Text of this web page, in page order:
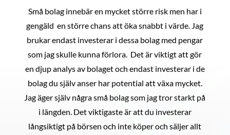
Små bolag innebär en mycket större risk men har i
gengäld en större chans att öka snabbt i värde. Jag
brukar endast investerar i dessa bolag med pengar
som jag skulle kunna förlora. Det är viktigt att gör
en djup analys av bolaget och endast investerar i de
bolag du själv anser har potential att växa mycket.
Jag äger själv några små bolag som jag tror starkt på
i längden. Det viktigaste är att du investerar
långsiktigt på börsen och inte köper och säljer allt